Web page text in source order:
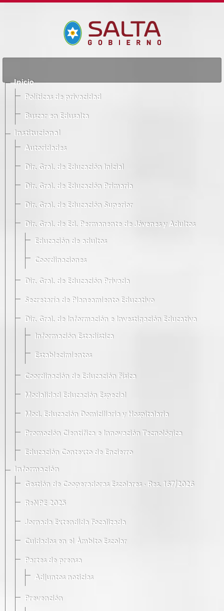
Inicio
Políticas de privacidad
Buscar en Edusalta
Institucional
Autoridades
Dir. Gral. de Educación Inicial
Dir. Gral. de Educación Primaria
Dir. Gral. de Educación Superior
Dir. Gral. de Ed. Permanente de Jóvenes y Adultos
Educación de adultos
Coordinaciones
Dir. Gral. de Educación Privada
Secretaría de Planeamiento Educativo
Dir. Gral. de Información e Investigación Educativa
Información Estadística
Establecimientos
Coordinación de Educación Física
Modalidad Educación Especial
Mod. Educación Domiciliaria y Hospitalaria
Promoción Científica e Innovación Tecnológica
Educación Contexto de Encierro
Información
Gestión de Cooperadoras Escolares · Res. 167/2026
ReNPE 2025
Jornada Extendida Focalizada
Cuidados en el Ámbito Escolar
Partes de prensa
Adjuntos noticias
Prevención